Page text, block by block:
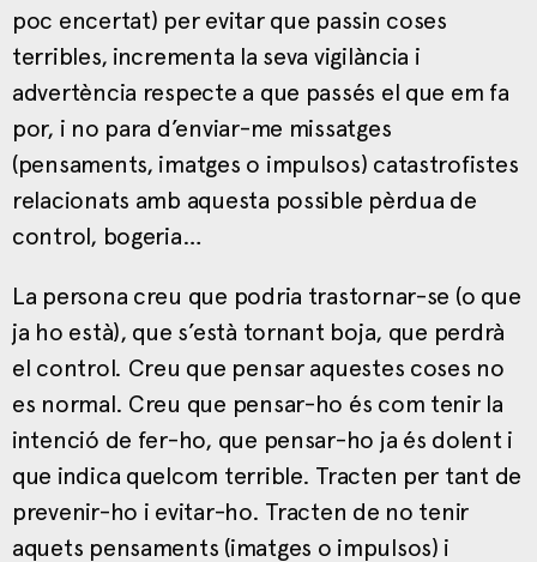
poc encertat) per evitar que passin coses
terribles, incrementa la seva vigilància i
advertència respecte a que passés el que em fa
por, i no para d’enviar-me missatges
(pensaments, imatges o impulsos) catastrofistes
relacionats amb aquesta possible pèrdua de
control, bogeria…
La persona creu que podria trastornar-se (o que
ja ho està), que s’està tornant boja, que perdrà
el control. Creu que pensar aquestes coses no
es normal. Creu que pensar-ho és com tenir la
intenció de fer-ho, que pensar-ho ja és dolent i
que indica quelcom terrible. Tracten per tant de
prevenir-ho i evitar-ho. Tracten de no tenir
aquets pensaments (imatges o impulsos) i